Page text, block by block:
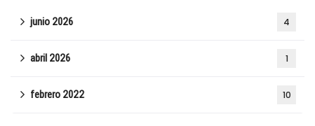
junio 2026 4
abril 2026 1
febrero 2022 10